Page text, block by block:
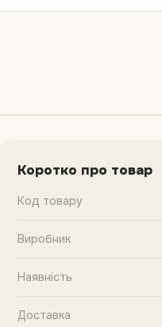
Коротко про товар
Код товару
Виробник
Наявність
Доставка